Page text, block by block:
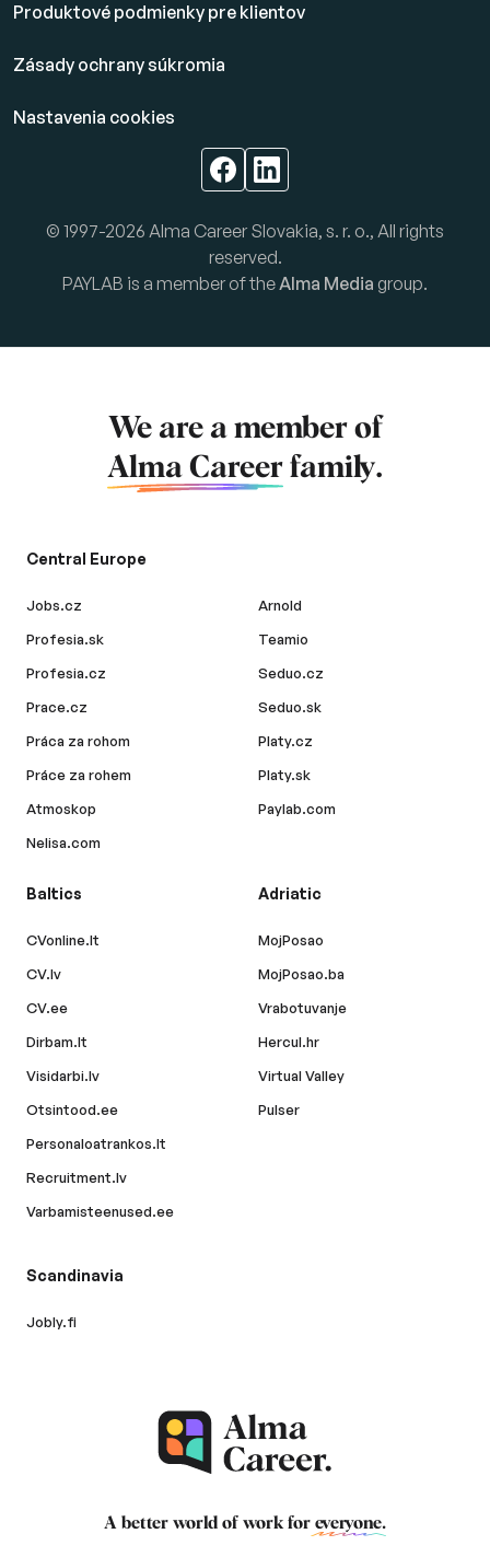
Produktové podmienky pre klientov
Zásady ochrany súkromia
Nastavenia cookies
© 1997-2026 Alma Career Slovakia, s. r. o., All rights
reserved.
PAYLAB is a member of theAlma Media group.
We are a member of
Alma Career family.
Central Europe
Jobs.cz
Profesia.sk
Profesia.cz
Prace.cz
Práca za rohom
Práce za rohem
Atmoskop
Nelisa.com
Arnold
Teamio
Seduo.cz
Seduo.sk
Platy.cz
Platy.sk
Paylab.com
Baltics
CVonline.lt
CV.lv
CV.ee
Dirbam.lt
Visidarbi.lv
Otsintood.ee
Personaloatrankos.lt
Recruitment.lv
Varbamisteenused.ee
Adriatic
MojPosao
MojPosao.ba
Vrabotuvanje
Hercul.hr
Virtual Valley
Pulser
Scandinavia
Jobly.fi
A better world of work for everyone.